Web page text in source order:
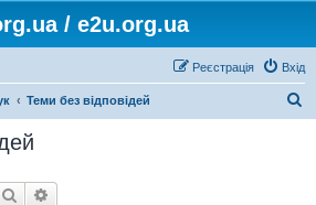
/ e2u.org.ua
Вхід
Реєстрація
Теми без відповідей
Пошук